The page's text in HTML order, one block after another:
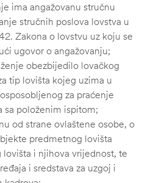
ima angažovanu stručnu
stručnih poslova lovstva u
Zakona o lovstvu uz koju se
ugovor o angažovanju;
obezbijedilo lovačkog
tip lovišta kojeg uzima u
za praćenje
sa položenim ispitom;
od strane ovlaštene osobe, o
predmetnog lovišta
i njihova vrijednost, te
i sredstava za uzgoj i